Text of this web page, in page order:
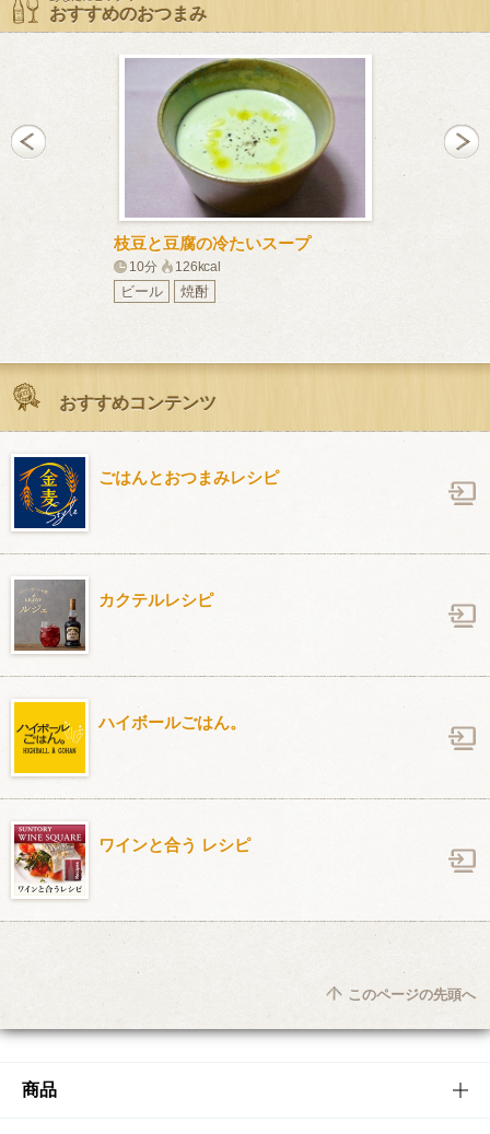
おすすめのおつまみ
枝豆と豆腐の冷たいスープ
10分 126kcal
ビール 焼酎
塩もみなすの
おすすめコンテンツ
ごはんとおつまみレシピ
カクテルレシピ
ハイボールごはん。
ワインと合う レシピ
このページの先頭へ
商品